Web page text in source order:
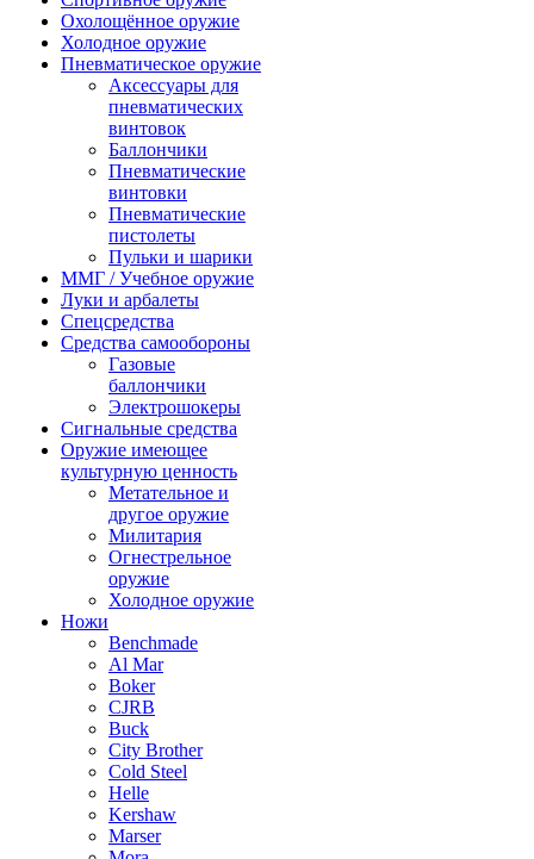
Охолощённое оружие
Холодное оружие
Пневматическое оружие
Аксессуары для
пневматических
винтовок
Баллончики
Пневматические
винтовки
Пневматические
пистолеты
Пульки и шарики
ММГ / Учебное оружие
Луки и арбалеты
Спецсредства
Средства самообороны
Газовые
баллончики
Электрошокеры
Сигнальные средства
Оружие имеющее
культурную ценность
Метательное и
другое оружие
Милитария
Огнестрельное
оружие
Холодное оружие
Ножи
Benchmade
Al Mar
Boker
CJRB
Buck
City Brother
Cold Steel
Helle
Kershaw
Marser